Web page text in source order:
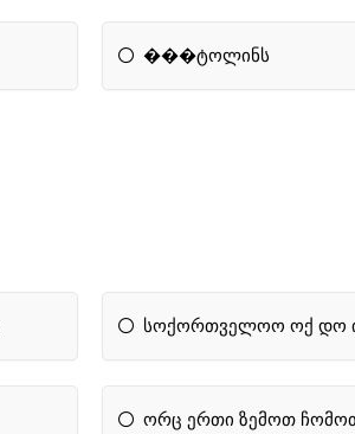
���ტოლინს
სოქორთველოო ოქ დო
ორც ერთი ზემოთ